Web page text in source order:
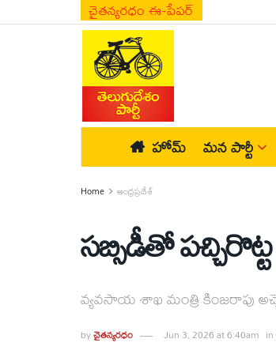
చైతన్యరధం ఈ-పేపర్
హోమ్ మన పార్టీ
Home ఆంధ్రప్రదేశ్
సబ్సిడీతో
వ్యవసాయ శాఖ మంత్రి కింజరాపు
byచైతన్యరధం Jun 3, 2026 at 6:40am in